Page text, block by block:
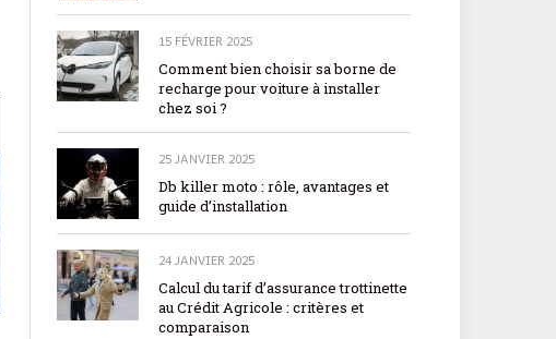
15 FÉVRIER 2025
Comment bien choisir sa borne de
recharge pour voiture à installer
chez soi ?
25 JANVIER 2025
Db killer moto : rôle, avantages et
guide d’installation
24 JANVIER 2025
Calcul du tarif d’assurance trottinette
au Crédit Agricole : critères et
comparaison